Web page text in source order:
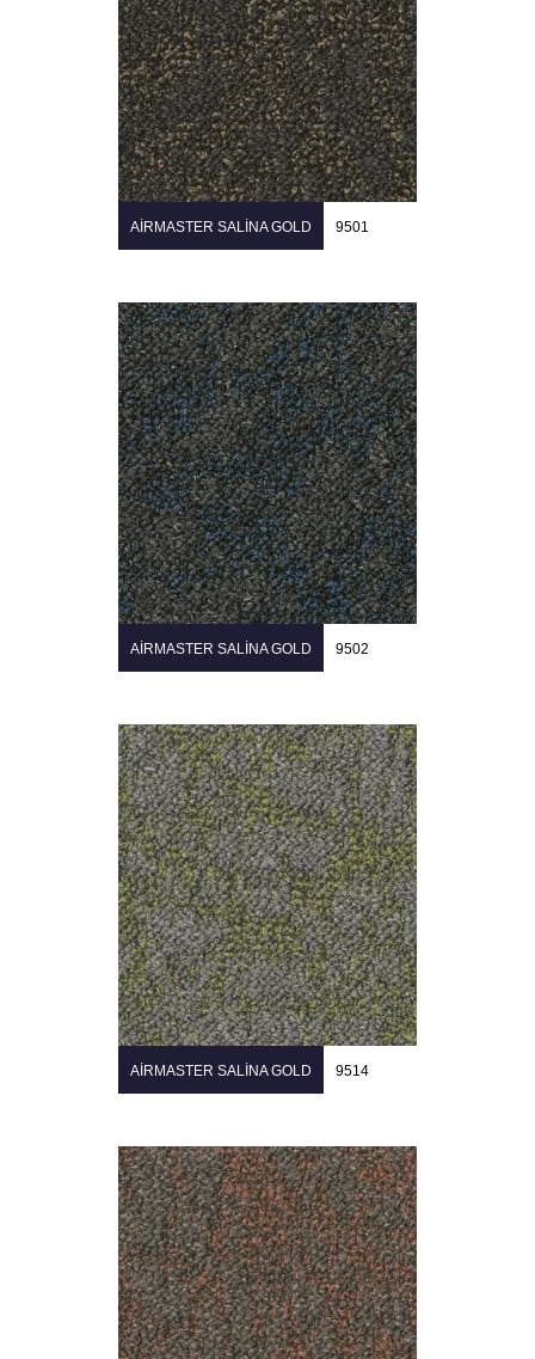
AIRMASTER SALINA GOLD 9501
AIRMASTER SALINA GOLD 9502
AIRMASTER SALINA GOLD 9514